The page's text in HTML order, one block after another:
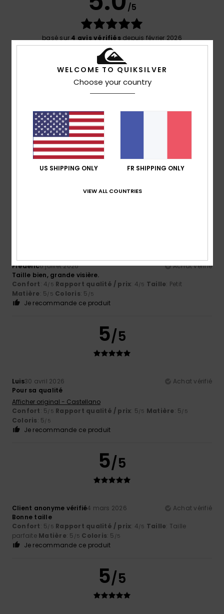
/5
basé sur 4 avis vérifiésdepuis février 2026
100% de nos clients recommandent ce produit
Confort
Rapport qualité / prix
4.3
Taille
Trop petit Trop grand
Matière
Coloris
Frederic6 juillet 2026
Achat vérifié
Taille bien, grande visière.
Confort: 4/5 Rapport qualité / prix: 4/5 Taille: Petit
Matière: 5/5 Coloris: 5 /5
Je recommande ce produit
5/5
Luis30 avril 2026
Achat vérifié
Pour sa qualité
Afficher original - Castellano
Confort: 5/5 Rapport qualité / prix: 5/5 Matière: 5/5
Coloris: 5/5
Je recommande ce produit
5/5
Client anonyme vérifié4 mars 2026
Achat vérifié
Bonne taille
Confort: 5/5 Rapport qualité / prix: 4/5 Taille: Taille
parfaite Matière: 5 /5 Coloris: 5 /5
Je recommande ce produit
5/5
WELCOME TO QUIKSILVER
Choose your country
US SHIPPING ONLY FR SHIPPING ONLY
VIEW ALL COUNTRIES